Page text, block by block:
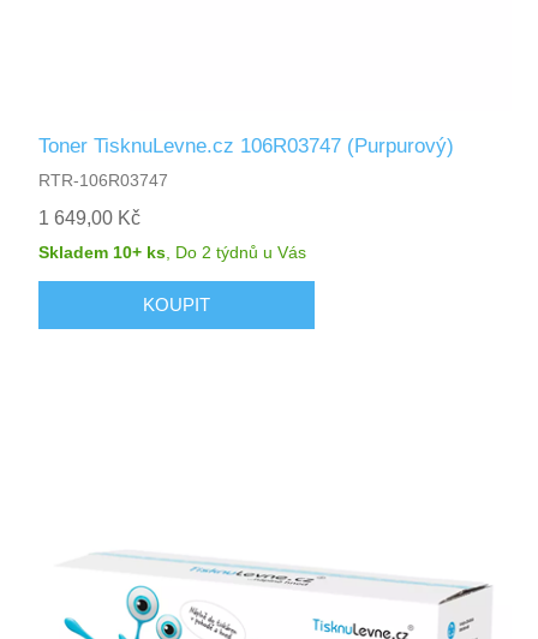
Toner TisknuLevne.cz 106R03747 (Purpurový)
RTR-106R03747
1 649,00 Kč
Skladem 10+ ks Do 2 týdnů u Vás